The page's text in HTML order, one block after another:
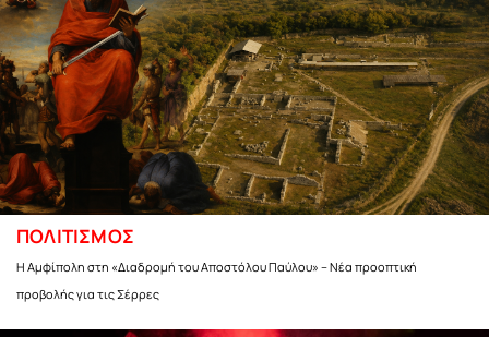
ΠΟΛΙΤΙΣΜΟΣ
Η Αμφίπολη στη «Διαδρομή του Αποστόλου Παύλου» – Νέα προοπτική
προβολής για τις Σέρρες